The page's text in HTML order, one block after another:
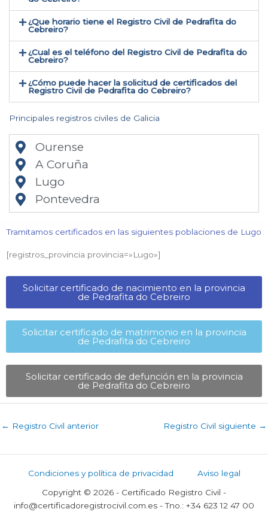
¿Que horario tiene el Registro Civil de Pedrafita do
Cebreiro?
¿Cual es el teléfono del Registro Civil de Pedrafita do
Cebreiro​?
¿Cómo puede hacer la solicitud de certificados del
Registro Civil de Pedrafita do Cebreiro​?
Principales registros civiles de Galicia
Ourense
A Coruña
Lugo
Pontevedra
Tramitamos certificados en las siguientes poblaciones de Lugo​
[registros_provincia provincia=»Lugo​»]
Solicitar certificado de nacimiento en la provincia
de Pedrafita do Cebreiro​
Solicitar certificado de matrimonio en la provincia
de Pedrafita do Cebreiro​
Solicitar certificado de defunción en la provincia
de Pedrafita do Cebreiro​
← Registro Civil anterior Registro Civil siguiente →
Condiciones y política de privacidad
Aviso legal
Copyright © 2026 - Certificado Registro Civil -
info@certificadoregistrocivil.com.es - Tno.: +34 623 12 47 00